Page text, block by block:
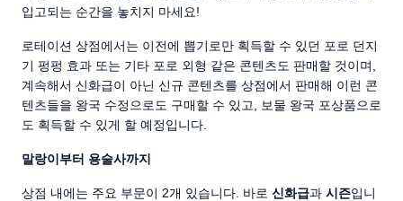
입고되는 순간을 놓치지 마세요!
로테이션 상점에서는 이전에 뽑기로만 획득할 수 있던 포로 던지
기 펑펑 효과 또는 기타 포로 외형 같은 콘텐츠도 판매할 것이며,
계속해서 신화급이 아닌 신규 콘텐츠를 상점에서 판매해 이런 콘
텐츠들을 왕국 수정으로도 구매할 수 있고, 보물 왕국 포상품으로
도 획득할 수 있게 할 예정입니다.
말랑이부터 용술사까지
상점 내에는 주요 부문이 2개 있습니다. 바로 신화급과 시즌입니